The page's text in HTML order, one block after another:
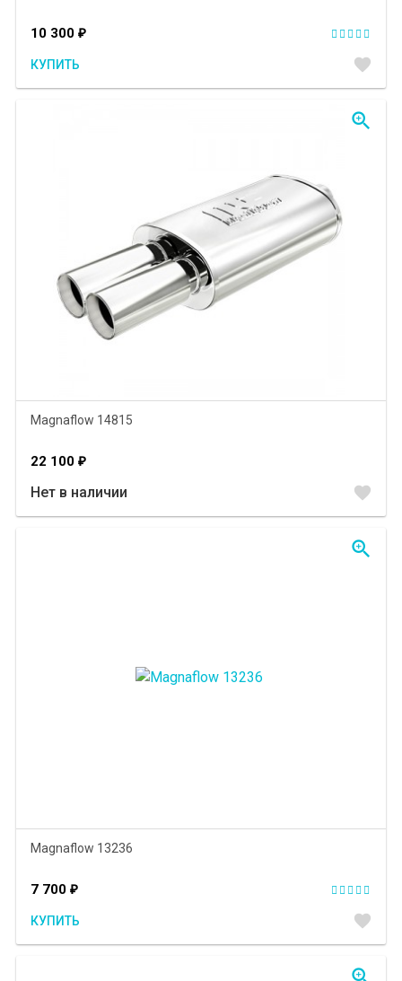
10 300 ₽
КУПИТЬ favorite
Magnaflow 14815
22 100 ₽
Нет в наличии favorite
zoom_in
Magnaflow 13236
7 700 ₽
КУПИТЬ favorite
zoom_in